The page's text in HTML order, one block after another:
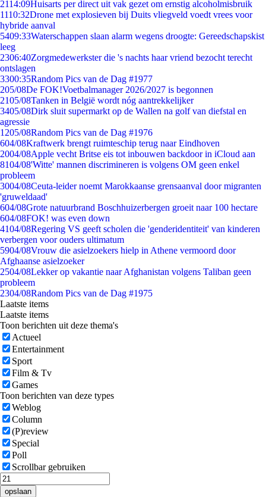
2114:09Huisarts per direct uit vak gezet om ernstig alcoholmisbruik
1110:32Drone met explosieven bij Duits vliegveld voedt vrees voor
hybride aanval
5409:33Waterschappen slaan alarm wegens droogte: Gereedschapskist
leeg
2306:40Zorgmedewerkster die 's nachts haar vriend bezocht terecht
ontslagen
3300:35Random Pics van de Dag #1977
205/08De FOK!Voetbalmanager 2026/2027 is begonnen
2105/08Tanken in België wordt nóg aantrekkelijker
3405/08Dirk sluit supermarkt op de Wallen na golf van diefstal en
agressie
1205/08Random Pics van de Dag #1976
604/08Kraftwerk brengt ruimteschip terug naar Eindhoven
2004/08Apple vecht Britse eis tot inbouwen backdoor in iCloud aan
8104/08'Witte' mannen discrimineren is volgens OM geen enkel
probleem
3004/08Ceuta-leider noemt Marokkaanse grensaanval door migranten
'gruweldaad'
604/08Grote natuurbrand Boschhuizerbergen groeit naar 100 hectare
604/08FOK! was even down
4104/08Regering VS geeft scholen die 'genderidentiteit' van kinderen
verbergen voor ouders ultimatum
5904/08Vrouw die asielzoekers hielp in Athene vermoord door
Afghaanse asielzoeker
2504/08Lekker op vakantie naar Afghanistan volgens Taliban geen
probleem
2304/08Random Pics van de Dag #1975
Laatste items
Laatste items
Toon berichten uit deze thema's
Actueel
Entertainment
Sport
Film & Tv
Games
Toon berichten van deze types
Weblog
Column
(P)review
Special
Poll
Scrollbar gebruiken
opslaan